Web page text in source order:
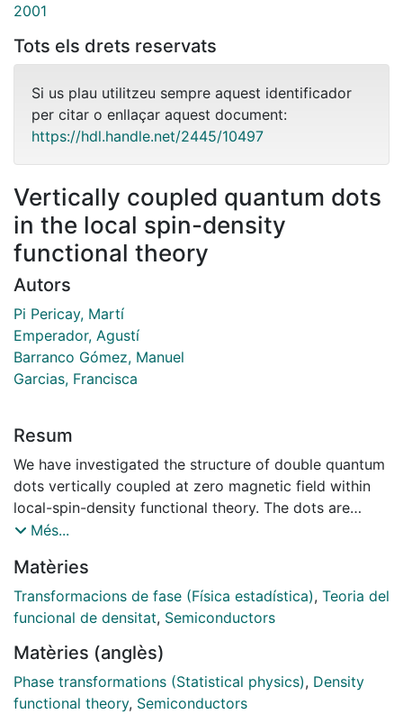
2001
Tots els drets reservats
Si us plau utilitzeu sempre aquest identificador
per citar o enllaçar aquest document:
https://hdl.handle.net/2445/10497
Vertically coupled quantum dots
in the local spin-density
functional theory
Autors
Pi Pericay, Martí
Emperador, Agustí
Barranco Gómez, Manuel
Garcias, Francisca
Resum
We have investigated the structure of double quantum
dots vertically coupled at zero magnetic field within
local-spin-density functional theory. The dots are
identical and have a finite width, and the whole system
thickness on the addition spectrum of one single dot.
Next we describe the structure of coupled dots as a
function of the interdot distance for different electron
type configurations are discussed. It is shown that
self-interaction corrections to the density-functional
results do not play a very important role in the
Més...
Matèries
Transformacions de fase (Física estadística), Teoria del
funcional de densitat, Semiconductors
Matèries (anglès)
Phase transformations (Statistical physics), Density
functional theory, Semiconductors